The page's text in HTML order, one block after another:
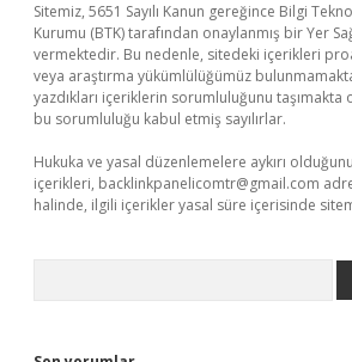
Sitemiz, 5651 Sayılı Kanun gereğince Bilgi
Kurumu (BTK) tarafından onaylanmış bir Yer
vermektedir. Bu nedenle, sitedeki içerikleri
veya araştırma yükümlülüğümüz
yazdıkları içeriklerin sorumluluğunu
bu sorumluluğu kabul etmiş sayılırlar.
Hukuka ve yasal düzenlemelere aykırı
içerikleri, backlinkpanelicomtr@gmail.com
halinde, ilgili içerikler yasal süre içerisinde